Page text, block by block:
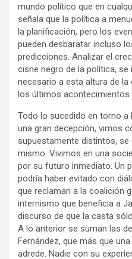
mundo político que en
señala que la política a
la planificación, pero los
pueden desbaratar incluso
predicciones. Analizar el
cisne negro de la política,
necesario a esta altura de la
los últimos acontecimientos
Todo lo sucedido en torno
una gran decepción, vimos
supuestamente distintos,
mismo. Vivimos en una
por su futuro inmediato. Un
podría haber evitado con
que reclaman a la coalición
internismo que beneficia a
discurso de que la casta
A lo anterior se suman las
Fernández, que más que
adrede. Nadie con su